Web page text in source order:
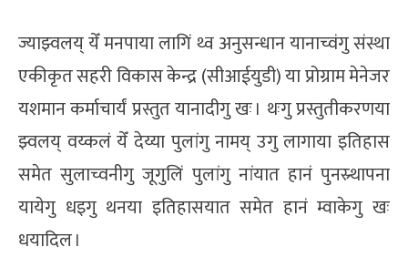
ज्याझ्वलय् येँ मनपाया लागिं थ्व अनुसन्धान यानाच्वंगु संस्था
एकीकृत सहरी विकास केन्द्र (सीआईयुडी) या प्रोग्राम मेनेजर
यशमान कर्माचार्यं प्रस्तुत यानादीगु खः । थःगु प्रस्तुतीकरणया
झ्वलय् वय्कलं येँ देय्या पुलांगु नामय् उगु लागाया इतिहास
समेत सुलाच्वनीगु जूगुलिं पुलांगु नांयात हानं पुनस्र्थापना
यायेगु धइगु थनया इतिहासयात समेत हानं म्वाकेगु खः
धयादिल ।